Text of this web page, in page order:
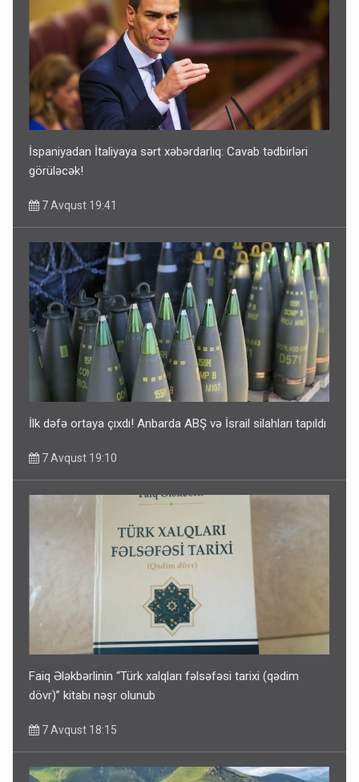
İspaniyadan İtaliyaya sərt xəbərdarlıq: Cavab tədbirləri
görüləcək!
7 Avqust 19:41
İlk dəfə ortaya çıxdı! Anbarda ABŞ və İsrail silahları tapıldı
7 Avqust 19:10
Faiq Ələkbərlinin “Türk xalqları fəlsəfəsi tarixi (qədim
dövr)” kitabı nəşr olunub
7 Avqust 18:15